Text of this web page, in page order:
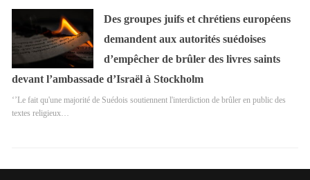
Des groupes juifs et chrétiens européens
demandent aux autorités suédoises
d’empêcher de brûler des livres saints
devant l’ambassade d’Israël à Stockholm
‘’Le fait qu'une majorité de Suédois soutiennent l'interdiction de brûler en public des
textes religieux…